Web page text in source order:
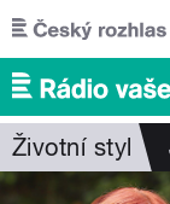
Přejít k hlavnímu
Životní styl